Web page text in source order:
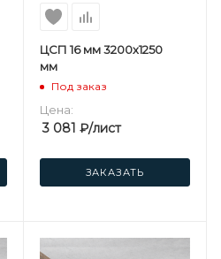
ЦСП 16 мм 3200х1250
мм
Под заказ
Цена:
3 081 ₽/лист
ЗАКАЗАТЬ